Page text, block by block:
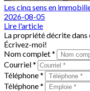
Les cinq sens en
2026-08-05
Lire l'article
La propriété décrite dans
Écrivez-moi!
Nom complet *
Courriel *
Téléphone *
Téléphone *